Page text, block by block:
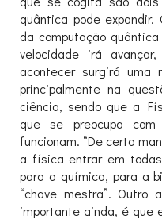
quântica pode
da computação
velocidade irá
acontecer surgirá uma
principalmente na
ciência, sendo que a
que se preocupa
funcionam. “De certa
a física entrar em
para a química, para a
“chave mestra”. Outro
importante ainda, é que